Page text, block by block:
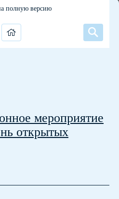
полную версию
мероприятие
открытых